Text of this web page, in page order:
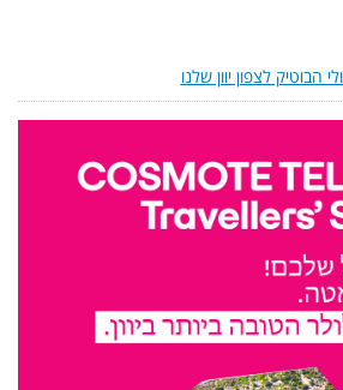
הבוטיק לצפון יוון שלנו